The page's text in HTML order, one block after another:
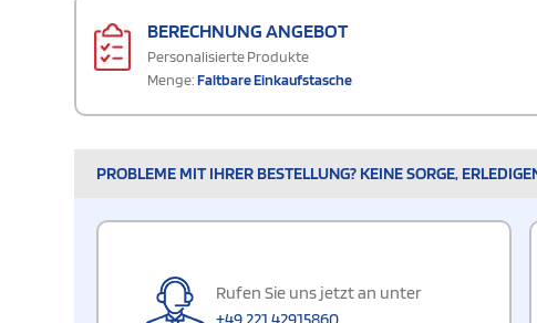
BERECHNUNG ANGEBOT
Personalisierte Produkte
Menge:Faltbare Einkaufstasche
PROBLEME MIT IHRER BESTELLUNG? KEINE SORGE,
Rufen Sie uns jetzt an unter
+49 221 42915860